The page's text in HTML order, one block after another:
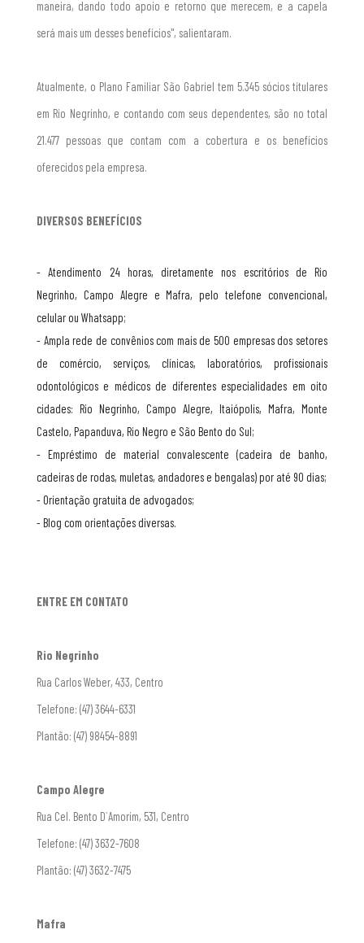
maneira, dando todo apoio e retorno que merecem, e a capela
será mais um desses benefícios", salientaram.
Atualmente, o Plano Familiar São Gabriel tem 5.345 sócios titulares
em Rio Negrinho, e contando com seus dependentes, são no total
21.477 pessoas que contam com a cobertura e os benefícios
oferecidos pela empresa.
DIVERSOS BENEFÍCIOS
- Atendimento 24 horas, diretamente nos escritórios de Rio
Negrinho, Campo Alegre e Mafra, pelo telefone convencional,
celular ou Whatsapp;
- Ampla rede de convênios com mais de 500 empresas dos setores
de comércio, serviços, clínicas, laboratórios, profissionais
odontológicos e médicos de diferentes especialidades em oito
cidades: Rio Negrinho, Campo Alegre, Itaiópolis, Mafra, Monte
Castelo, Papanduva, Rio Negro e São Bento do Sul;
- Empréstimo de material convalescente (cadeira de banho,
cadeiras de rodas, muletas, andadores e bengalas) por até 90 dias;
- Orientação gratuita de advogados;
- Blog com orientações diversas.
ENTRE EM CONTATO
Rio Negrinho
Rua Carlos Weber, 433, Centro
Telefone: (47) 3644-6331
Plantão: (47) 98454-8891
Campo Alegre
Rua Cel. Bento D`Amorim, 531, Centro
Telefone: (47) 3632-7608
Plantão: (47) 3632-7475
Mafra